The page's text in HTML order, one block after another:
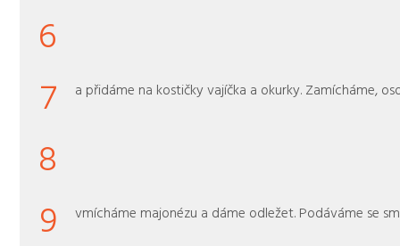
6
7
a přidáme na kostičky vajíčka a okurky.
8
9
vmícháme majonézu a dáme odležet. Podáváme